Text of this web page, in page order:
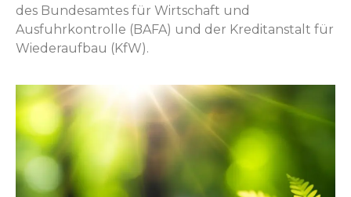
des Bundesamtes für Wirtschaft und
Ausfuhrkontrolle (BAFA) und der Kreditanstalt für
Wiederaufbau (KfW).